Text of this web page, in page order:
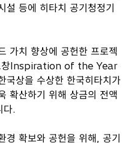
설 등에 히타치 공기청정기
가치 향상에 공헌한 프로젝
창Inspiration of the Year
상을 수상한 한국히타치가
확산하기 위해 상금의 전액
다.
경 확보와 공헌을 위해, 공기